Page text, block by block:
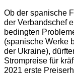
Ob der spanische
der Verbandschef
bedingten
(spanische Werke
der Ukraine),
Strompreise für
2021 erste